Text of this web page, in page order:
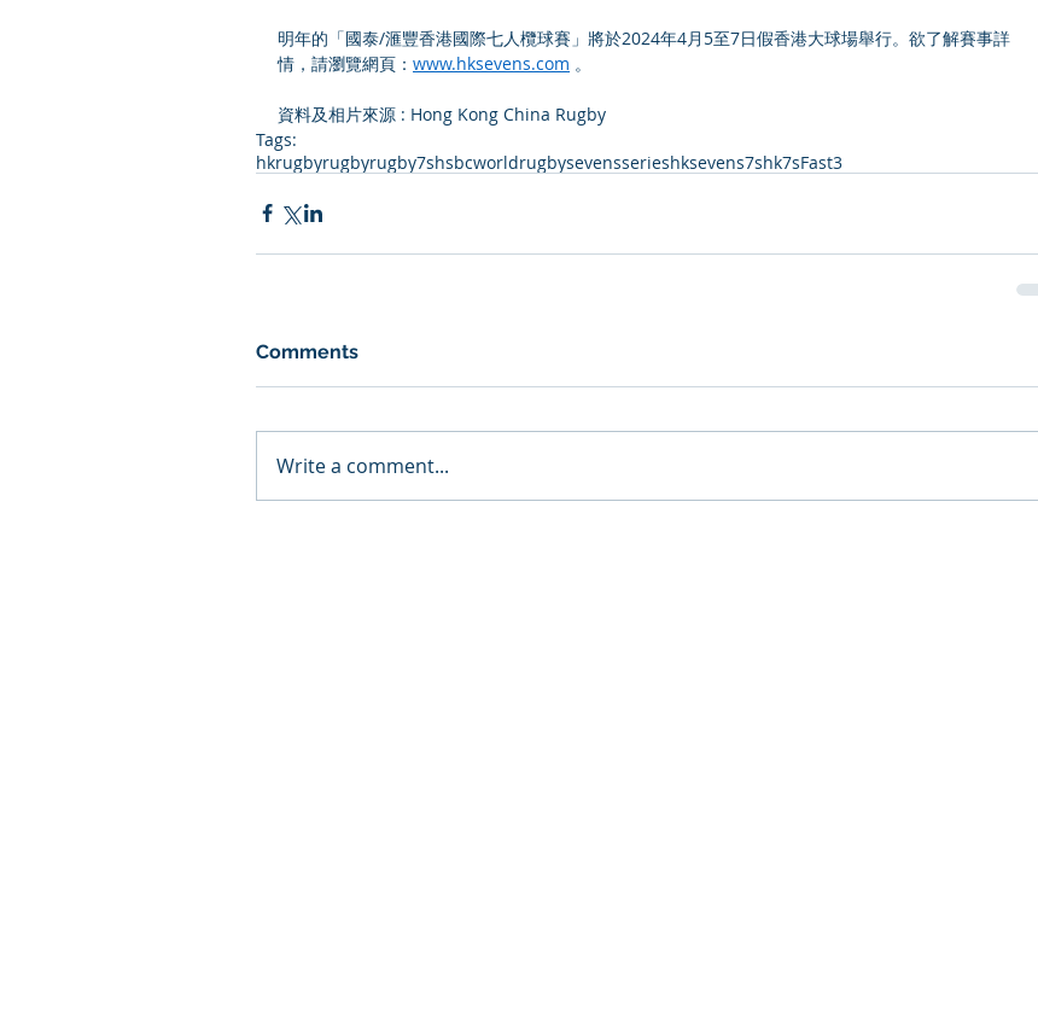
明年的「國泰/滙豐香港國際七人欖球賽」將於2024年4月5至7日假香港大球場舉行。欲了解賽事詳
情，請瀏覽網頁： www.hksevens.com 。
資料及相片來源 : Hong Kong China Rugby
Tags:
hkrugbyrugbyrugby7shsbcworldrugbysevensserieshksevens7shk7sFast3
Comments
Write a comment...